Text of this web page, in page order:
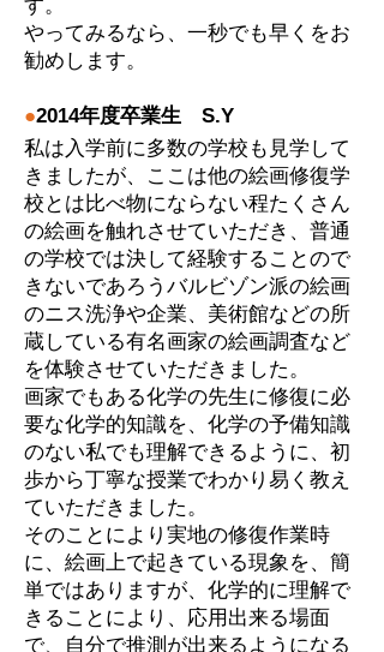
す。
やってみるなら、一秒でも早くをお
勧めします。
●2014年度卒業生 S.Y
私は入学前に多数の学校も見学して
きましたが、ここは他の絵画修復学
校とは比べ物にならない程たくさん
の絵画を触れさせていただき、普通
の学校では決して経験することので
きないであろうバルビゾン派の絵画
のニス洗浄や企業、美術館などの所
蔵している有名画家の絵画調査など
を体験させていただきました。
画家でもある化学の先生に修復に必
要な化学的知識を、化学の予備知識
のない私でも理解できるように、初
歩から丁寧な授業でわかり易く教え
ていただきました。
そのことにより実地の修復作業時
に、絵画上で起きている現象を、簡
単ではありますが、化学的に理解で
きることにより、応用出来る場面
で、自分で推測が出来るようになる